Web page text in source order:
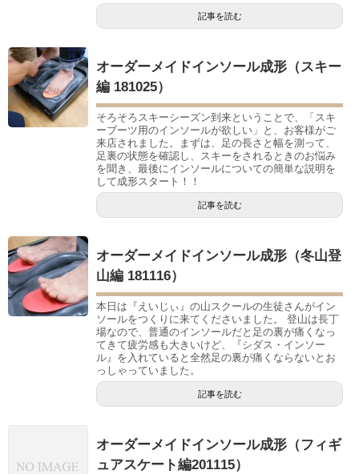
記事を読む
オーダーメイドインソール成形（スキー
編 181025）
そろそろスキーシーズン到来ということで、「スキ
ーブーツ用のインソールが欲しい」と、お客様がご
来店されました。まずは、足の長さと幅を測って、
足裏の状態を確認し、スキーをされるときのお悩み
を聞き、最後にインソールについての簡単な説明を
して成形スタート！！
記事を読む
オーダーメイドインソール成形（冬山登
山編 181116）
本日は『えいじぃ』の山スクールの生徒さんがイン
ソールをつくりに来てくださいました。 登山は長丁
場なので、普通のインソールだと足の裏が痛くなっ
てきて疲労感も大きいけど、『シダス・インソー
ル』を入れていると全然足の裏が痛くならないとお
っしゃっていました。
記事を読む
オーダーメイドインソール成形（フィギ
ュアスケート編201115）